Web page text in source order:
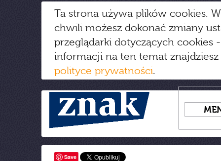
Ta strona używa plików cookies.
chwili możesz dokonać zmiany
przeglądarki dotyczących cookies
informacji na ten temat
polityce prywatności.
Save